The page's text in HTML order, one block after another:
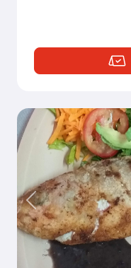
Previous